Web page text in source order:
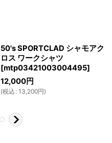
50's SPORTCLAD シャモアク
ロス ワークシャツ
[mtp03421003004495]
12,000円
(税込 : 13,200円)